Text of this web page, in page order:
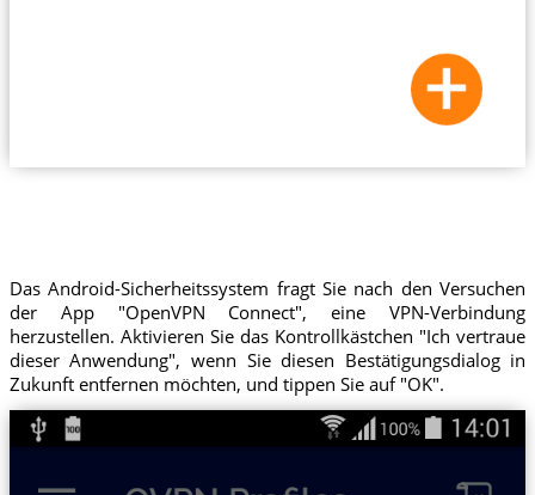
Das Android-Sicherheitssystem fragt Sie nach den Versuchen
der App "OpenVPN Connect", eine VPN-Verbindung
herzustellen. Aktivieren Sie das Kontrollkästchen "Ich vertraue
dieser Anwendung", wenn Sie diesen Bestätigungsdialog in
Zukunft entfernen möchten, und tippen Sie auf "OK".